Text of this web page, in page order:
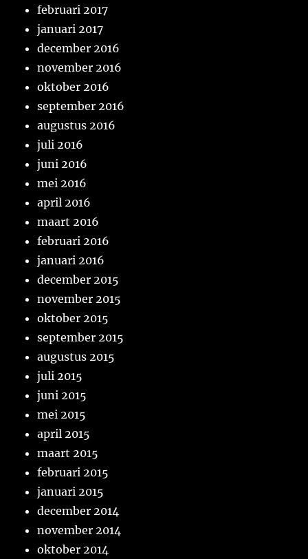
februari 2017
januari 2017
december 2016
november 2016
oktober 2016
september 2016
augustus 2016
juli 2016
juni 2016
mei 2016
april 2016
maart 2016
februari 2016
januari 2016
december 2015
november 2015
oktober 2015
september 2015
augustus 2015
juli 2015
juni 2015
mei 2015
april 2015
maart 2015
februari 2015
januari 2015
december 2014
november 2014
oktober 2014